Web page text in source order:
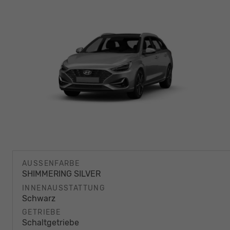
AUSSENFARBE
SHIMMERING SILVER
INNENAUSSTATTUNG
Schwarz
GETRIEBE
Schaltgetriebe